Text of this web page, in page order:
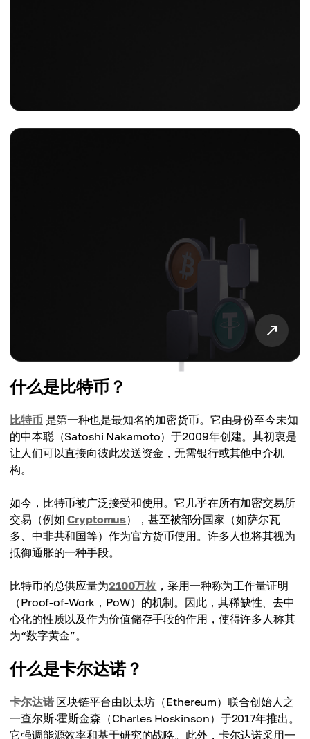
什么是比特币？
比特币是第一种也是最知名的加密货币。它由身份至今未知
的中本聪（Satoshi Nakamoto）于2009年创建。其初衷是
让人们可以直接向彼此发送资金，无需银行或其他中介机
构。
如今，比特币被广泛接受和使用。它几乎在所有加密交易所
交易（例如Cryptomus），甚至被部分国家（如萨尔瓦
多、中非共和国等）作为官方货币使用。许多人也将其视为
抵御通胀的一种手段。
比特币的总供应量为2100万枚 ，采用一种称为工作量证明
（Proof-of-Work，PoW）的机制。因此，其稀缺性、去中
心化的性质以及作为价值储存手段的作用，使得许多人称其
为“数字黄金”。
什么是卡尔达诺？
卡尔达诺区块链平台由以太坊（Ethereum）联合创始人之
一查尔斯·霍斯金森（Charles Hoskinson）于2017年推出。
它强调能源效率和基于研究的战略。此外，卡尔达诺采用一